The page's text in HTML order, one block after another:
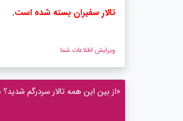
تالار سفیران بسته شده است.
ویرایش اطلاعات شما
«از بین این همه تالار سردرگم شدید؟